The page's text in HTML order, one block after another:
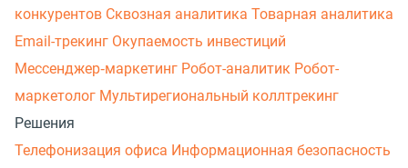
конкурентов Сквозная аналитика Товарная аналитика
Email-трекинг Окупаемость инвестиций
Мессенджер‑маркетинг Робот-аналитик Робот-
маркетолог Мультирегиональный коллтрекинг
Решения
Телефонизация офиса Информационная безопасность